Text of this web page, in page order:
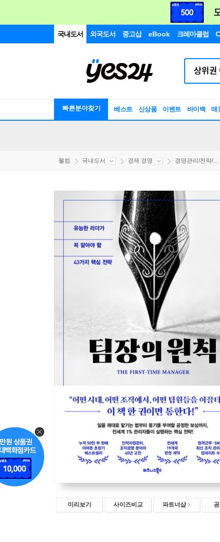
국내도서 외국도서 중고샵 eBook 크레마클럽
빠른분야찾기 베스트 신상품 이벤트 바이백 매
웰컴 국내도서 경제 경영 경영관리/전략/...
미리보기 사이즈비교 파트너샵